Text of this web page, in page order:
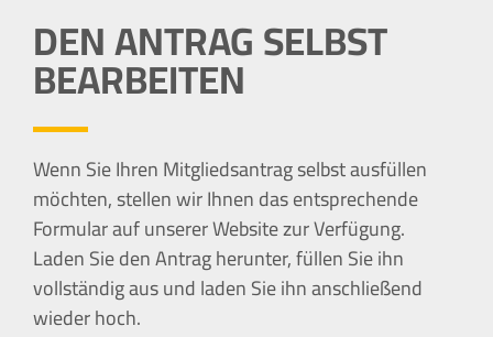
DEN ANTRAG SELBST
BEARBEITEN
Wenn Sie Ihren Mitgliedsantrag selbst ausfüllen
möchten, stellen wir Ihnen das entsprechende
Formular auf unserer Website zur Verfügung.
Laden Sie den Antrag herunter, füllen Sie ihn
vollständig aus und laden Sie ihn anschließend
wieder hoch.